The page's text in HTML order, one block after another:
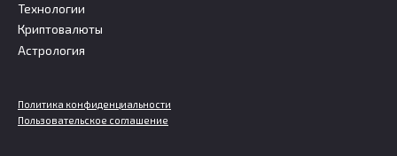
Технологии
Криптовалюты
Астрология
Политика конфиденциальности
Пользовательское соглашение